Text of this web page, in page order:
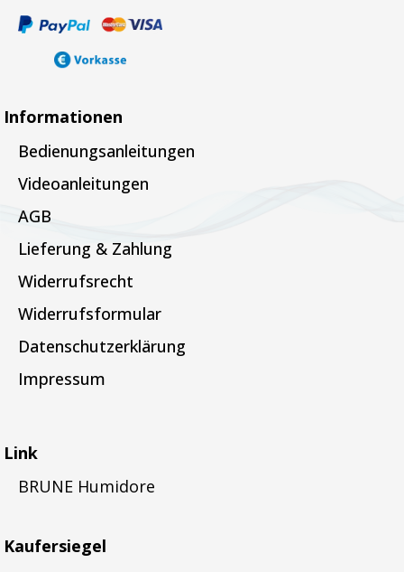
Informationen
Bedienungsanleitungen
Videoanleitungen
AGB
Lieferung & Zahlung
Widerrufsrecht
Widerrufsformular
Datenschutzerklärung
Impressum
Link
BRUNE Humidore
Kaufersiegel